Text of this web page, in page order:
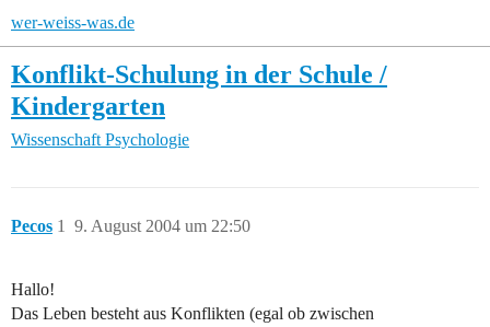
wer-weiss-was.de
Konflikt-Schulung in der Schule /
Kindergarten
Wissenschaft Psychologie
Pecos 9. August 2004 um 22:50
1
Hallo!
Das Leben besteht aus Konflikten (egal ob zwischen